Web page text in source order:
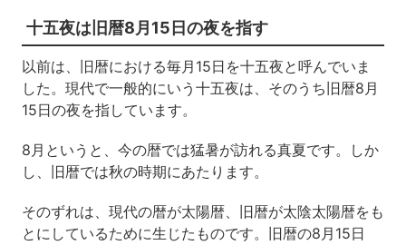
十五夜は旧暦8月15日の夜を指す
以前は、旧暦における毎月15日を十五夜と呼んでいま
した。現代で一般的にいう十五夜は、そのうち旧暦8月
15日の夜を指しています。
8月というと、今の暦では猛暑が訪れる真夏です。しか
し、旧暦では秋の時期にあたります。
そのずれは、現代の暦が太陽暦、旧暦が太陰太陽暦をも
とにしているために生じたものです。旧暦の8月15日